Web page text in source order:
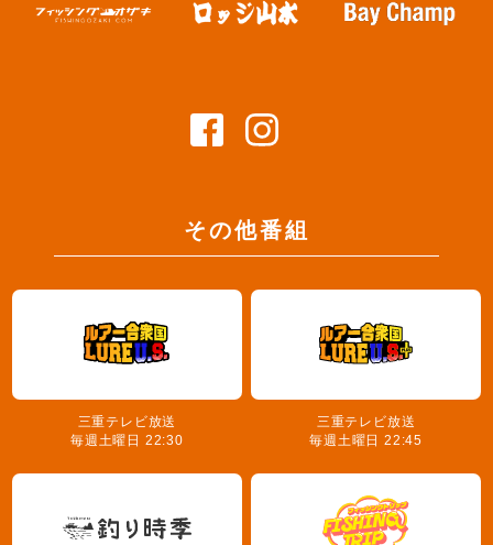
その他番組
三重テレビ放送
毎週土曜日 22:30
三重テレビ放送
毎週土曜日 22:45